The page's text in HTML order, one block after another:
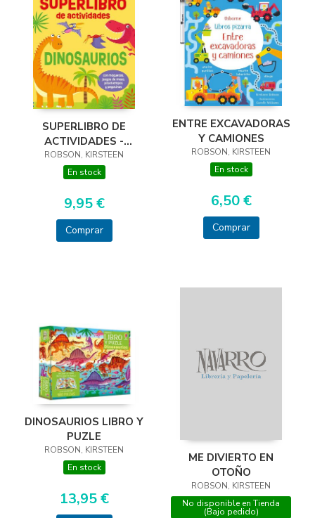
SUPERLIBRO DE
ACTIVIDADES -
DINOSAURIOS
ROBSON, KIRSTEEN
En stock
9,95 €
Comprar
ENTRE EXCAVADORAS
Y CAMIONES
ROBSON, KIRSTEEN
En stock
6,50 €
Comprar
DINOSAURIOS LIBRO Y
PUZLE
ROBSON, KIRSTEEN
En stock
13,95 €
ME DIVIERTO EN
OTOÑO
ROBSON, KIRSTEEN
No disponible en Tienda
(Bajo pedido)